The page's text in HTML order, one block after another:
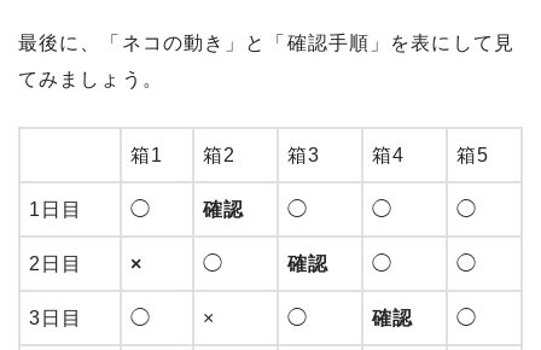
最後に、「ネコの動き」と「確認手順」を表にして見
てみましょう。
箱1 箱2 箱3 箱4 箱5
1日目 ◯ 確認 ◯ ◯ ◯
2日目 × ◯ 確認 ◯ ◯
3日目 ◯ × ◯ 確認 ◯